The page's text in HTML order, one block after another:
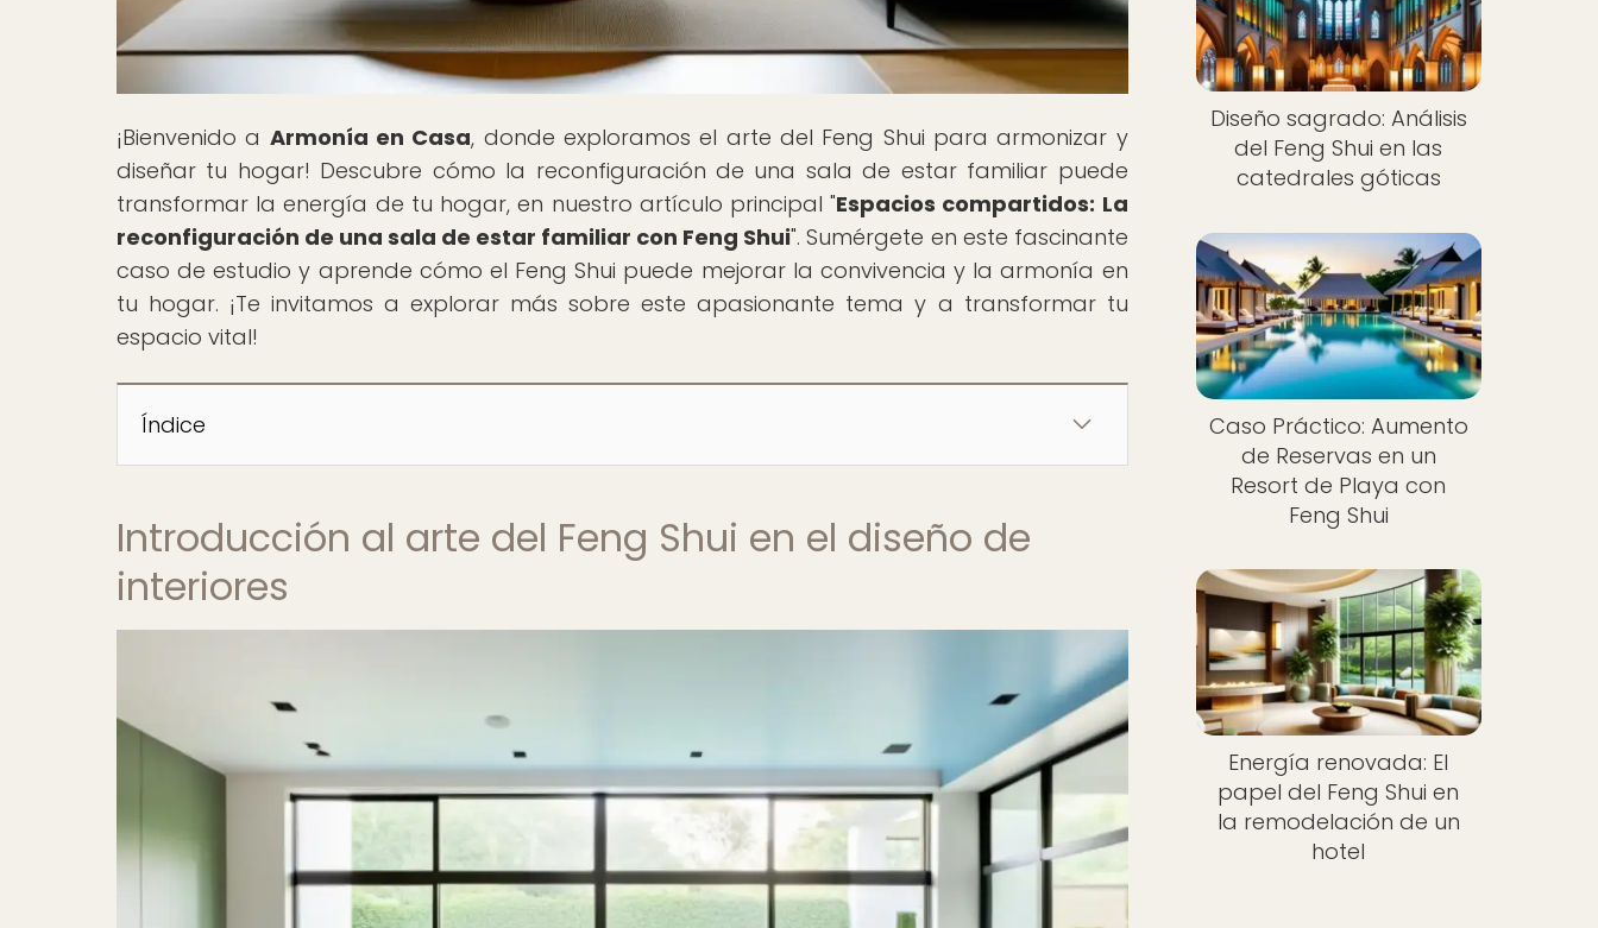
¡Bienvenido a Armonía en Casa, donde exploramos el arte del Feng Shui para armonizar y
diseñar tu hogar! Descubre cómo la reconfiguración de una sala de estar familiar puede
transformar la energía de tu hogar, en nuestro artículo principal "Espacios compartidos: La
reconfiguración de una sala de estar familiar con Feng Shui". Sumérgete en este fascinante
caso de estudio y aprende cómo el Feng Shui puede mejorar la convivencia y la armonía en
tu hogar. ¡Te invitamos a explorar más sobre este apasionante tema y a transformar tu
espacio vital!
Índice
Introducción al arte del Feng Shui en el diseño de
interiores
Diseño sagrado: Análisis
del Feng Shui en las
catedrales góticas
Caso Práctico: Aumento
de Reservas en un
Resort de Playa con
Feng Shui
Energía renovada: El
papel del Feng Shui en
la remodelación de un
hotel